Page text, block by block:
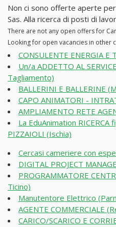
Non ci sono offerte aperte
Sas. Alla ricerca di posti di
There are not any open offers for
Looking for open vacancies in other
CONSULENTE ENERGIA E
Un/a ADDETTO AL
Tagliamento)
BALLERINI E BALLERINE
CAPO ANIMATORI -
AMPLIAMENTO RETE
La EduAnimation
PIZZAIOLI (Ischia)
Cercasi cameriere con
DIGITAL PROJECT
PROGRAMMATORE
Ticino)
Manutentore Elettrico
AGENTE COMMERCIALE
CARICO/SCARICO E